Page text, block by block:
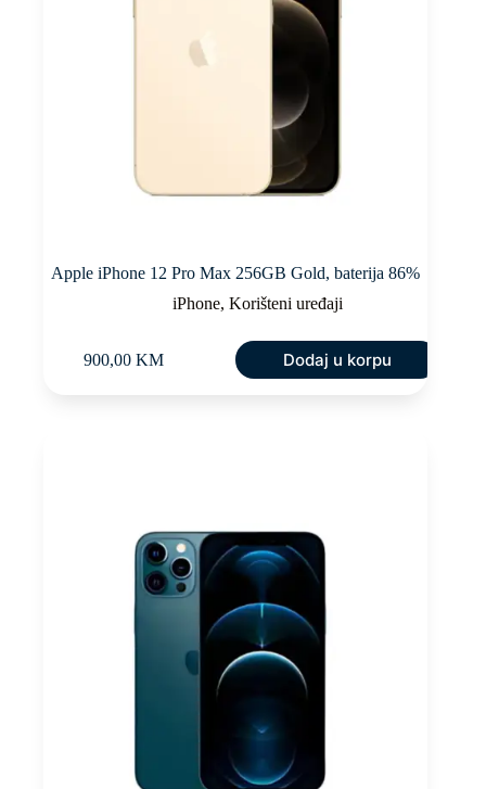
Apple iPhone 12 Pro Max 256GB Gold, baterija 86%
iPhone, Korišteni uređaji
900,00 KM Dodaj u korpu